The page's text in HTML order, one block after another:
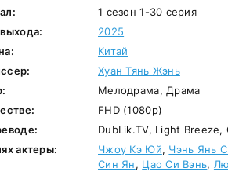
1 сезон 1-30 серия
2025
Китай
Хуан Тянь Жэнь
Мелодрама, Драма
FHD (1080p)
DubLik.TV, Light Breeze,
актеры:
Чжоу Кэ Юй, Чэнь Янь
Син Ян, Цао Си Вэнь,